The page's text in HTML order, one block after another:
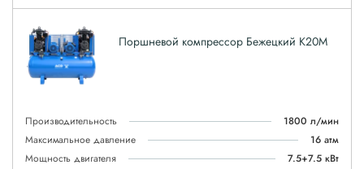
Поршневой компрессор Бежецкий К20М
Производительность
1800 л/мин
Максимальное давление
16 атм
Мощность двигателя
7.5+7.5 кВт